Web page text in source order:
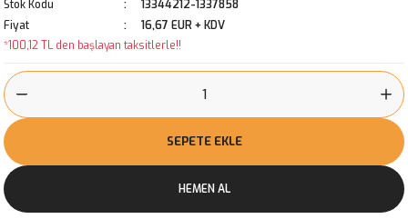
Stok Kodu
13344212-1337858
Fiyat
16,67 EUR + KDV
*100,12 TL den başlayan taksitlerle!!
SEPETE EKLE
HEMEN AL